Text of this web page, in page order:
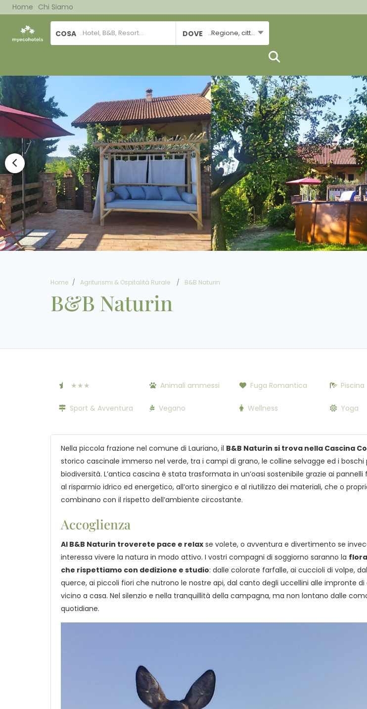
Home Chi Siamo
COSA DOVE ..Regione, città...
Home Agriturismi & Ospitalità Rurale B&B Naturin
B&B Naturin
★★★ Animali ammessi Fuga Romantica Piscina
Sport & Avventura Vegano Wellness Yoga
Nella piccola frazione nel comune di Lauriano, il B&B Naturin si trova nella Cascina
storico cascinale immerso nel verde, tra i campi di grano, le colline selvagge ed i boschi
biodiversità. L’antica cascina è stata trasformata in un’oasi sostenibile grazie ai
al risparmio idrico ed energetico, all’orto sinergico e al riutilizzo dei materiali, che o
combinano con il rispetto dell’ambiente circostante.
Accoglienza
Al B&B Naturin troverete pace e relax se volete, o avventura e divertimento se
interessa vivere la natura in modo attivo. I vostri compagni di soggiorno saranno la
che rispettiamo con dedizione e studio: dalle colorate farfalle, ai cuccioli di volpe,
querce, ai piccoli fiori che nutrono le nostre api, dal canto degli uccellini alle impronte di
vicino a casa. Nel silenzio e nella tranquillità della campagna, ma non lontano dalle
quotidiane.